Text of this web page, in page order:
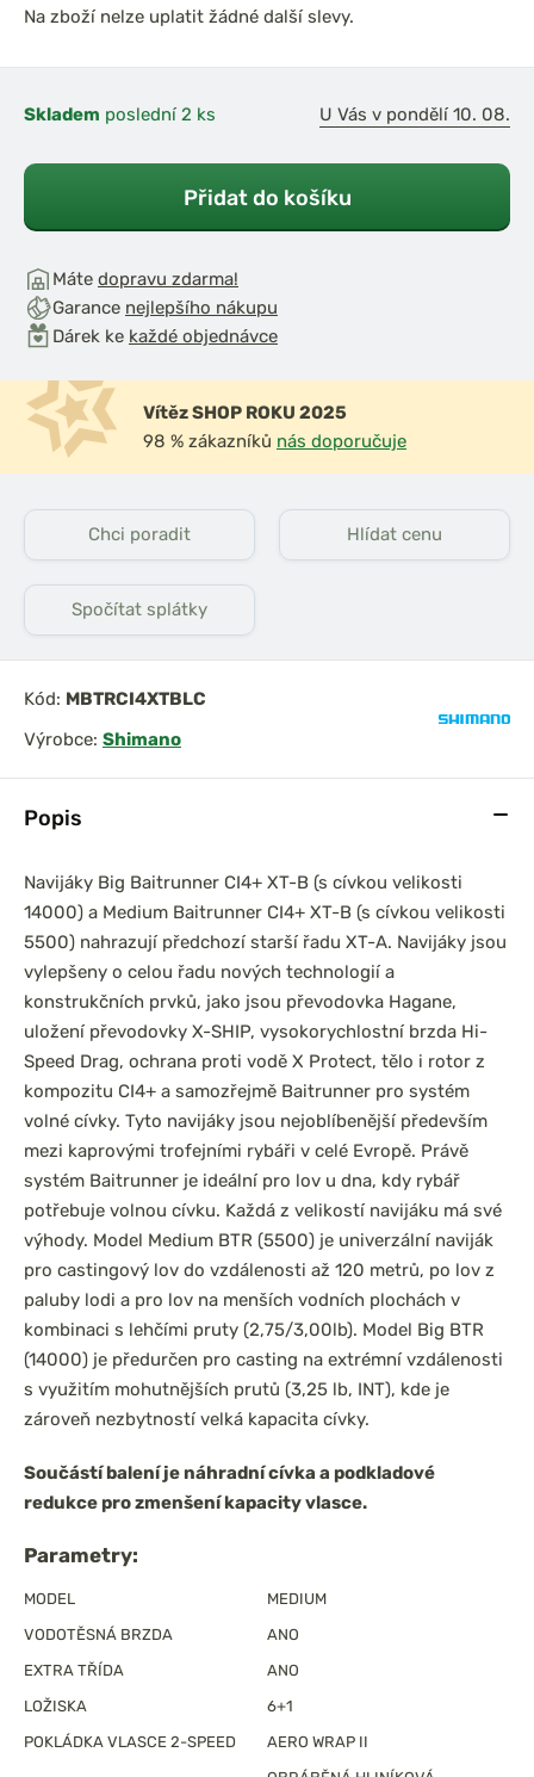
Ultegra
Intenze 6000FS Akce
1+1
Popis
Navijáky Big Baitrunner CI4+ XT-B (s cívkou velikosti
14000) a Medium Baitrunner CI4+ XT-B (s cívkou velikosti
5500) nahrazují předchozí starší řadu XT-A. Navijáky jsou
vylepšeny o celou řadu nových technologií a
konstrukčních prvků, jako jsou převodovka Hagane,
uložení převodovky X-SHIP, vysokorychlostní brzda Hi-
Speed Drag, ochrana proti vodě X Protect, tělo i rotor z
kompozitu CI4+ a samozřejmě Baitrunner pro systém
volné cívky. Tyto navijáky jsou nejoblíbenější především
mezi kaprovými trofejními rybáři v celé Evropě. Právě
systém Baitrunner je ideální pro lov u dna, kdy rybář
potřebuje volnou cívku. Každá z velikostí navijáku má své
výhody. Model Medium BTR (5500) je univerzální naviják
pro castingový lov do vzdálenosti až 120 metrů, po lov z
paluby lodi a pro lov na menších vodních plochách v
kombinaci s lehčími pruty (2,75/3,00lb). Model Big BTR
(14000) je předurčen pro casting na extrémní vzdálenosti
s využitím mohutnějších prutů (3,25 lb, INT), kde je
zároveň nezbytností velká kapacita cívky.
Součástí balení je náhradní cívka a podkladové
redukce pro zmenšení kapacity vlasce.
Parametry:
MODEL
MEDIUM
VODOTĚSNÁ BRZDA
ANO
EXTRA TŘÍDA
ANO
LOŽISKA
6+1
POKLÁDKA VLASCE 2-SPEED
AERO WRAP II
Na zboží nelze uplatit žádné další slevy.
Skladem poslední 2 ks U Vás v pondělí 10. 08.
Přidat do košíku
Máte dopravu zdarma!
Garance nejlepšího nákupu
Dárek ke každé objednávce
Vítěz SHOP ROKU 2025
98 % zákazníků nás doporučuje
Chci poradit Hlídat cenu
Spočítat splátky
Kód: MBTRCI4XTBLC
Výrobce: Shimano